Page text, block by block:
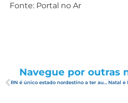
Fonte: Portal no Ar
Navegue por outras
RN é único estado nordestino a ter aumento de turistas estrangeiros